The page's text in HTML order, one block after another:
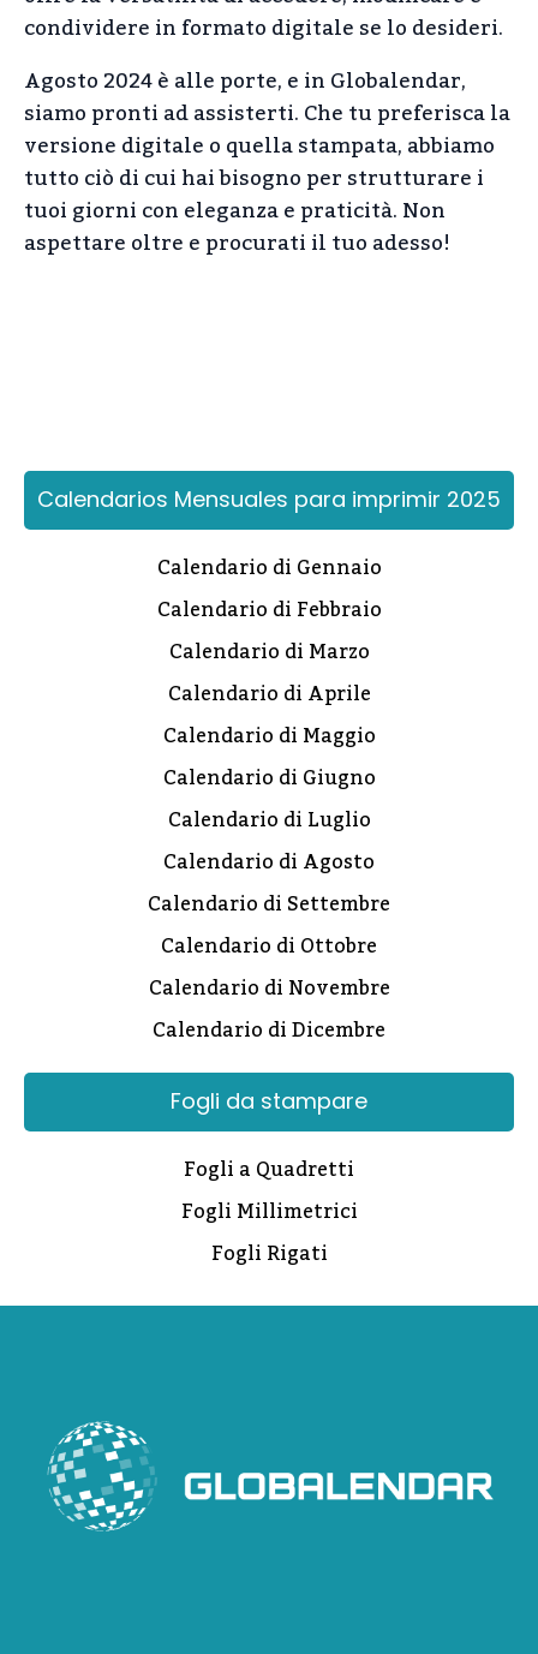
condividere in formato digitale se lo desideri.
Agosto 2024 è alle porte, e in Globalendar,
siamo pronti ad assisterti. Che tu preferisca la
versione digitale o quella stampata, abbiamo
tutto ciò di cui hai bisogno per strutturare i
tuoi giorni con eleganza e praticità. Non
aspettare oltre e procurati il tuo adesso!
Calendarios Mensuales para imprimir 2025
Calendario di Gennaio
Calendario di Febbraio
Calendario di Marzo
Calendario di Aprile
Calendario di Maggio
Calendario di Giugno
Calendario di Luglio
Calendario di Agosto
Calendario di Settembre
Calendario di Ottobre
Calendario di Novembre
Calendario di Dicembre
Fogli da stampare
Fogli a Quadretti
Fogli Millimetrici
Fogli Rigati